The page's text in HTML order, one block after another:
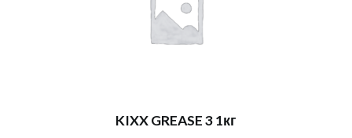
KIXX GREASE 3 1кг